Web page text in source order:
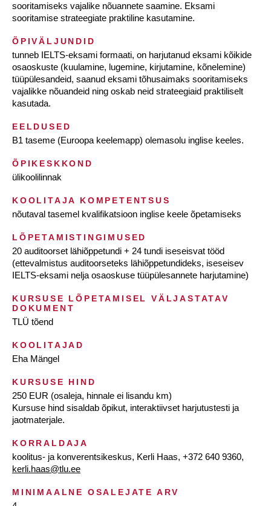
sooritamiseks vajalike nõuannete saamine. Eksami
sooritamise strateegiate praktiline kasutamine.
ÕPIVÄLJUNDID
tunneb IELTS-eksami formaati, on harjutanud eksami kõikide
osaoskuste (kuulamine, lugemine, kirjutamine, kõnelemine)
tüüpülesandeid, saanud eksami tõhusaimaks sooritamiseks
vajalikke nõuandeid ning oskab neid strateegiaid praktiliselt
kasutada.
EELDUSED
B1 taseme (Euroopa keelemapp) olemasolu inglise keeles.
ÕPIKESKKOND
ülikoolilinnak
KOOLITAJA KOMPETENTSUS
nõutaval tasemel kvalifikatsioon inglise keele õpetamiseks
LÕPETAMISTINGIMUSED
20 auditoorset lähiõppetundi + 24 tundi iseseisvat tööd
(ettevalmistus auditoorseteks lähiõppetundideks, iseseisev
IELTS-eksami nelja osaoskuse tüüpülesannete harjutamine)
KURSUSE LÕPETAMISEL VÄLJASTATAV
DOKUMENT
TLÜ tõend
KOOLITAJAD
Eha Mängel
KURSUSE HIND
250 EUR (osaleja, hinnale ei lisandu km)
Kursuse hind sisaldab õpikut, interaktiivset harjutustesti ja
jaotmaterjale.
KORRALDAJA
koolitus- ja konverentsikeskus, Kerli Haas, +372 640 9360,
kerli.haas@tlu.ee
MINIMAALNE OSALEJATE ARV